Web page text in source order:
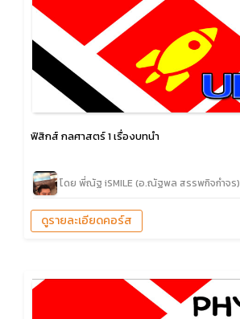
ฟิสิกส์ กลศาสตร์ 1 เรื่องบทนำ
โดย พี่ณัฐ iSMILE (อ.ณัฐพล สรรพกิจกำจร)
ดูรายละเอียดคอร์ส